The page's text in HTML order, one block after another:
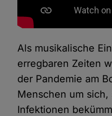
Als musikalische
erregbaren Zeiten
der Pandemie am
Menschen um
Infektionen